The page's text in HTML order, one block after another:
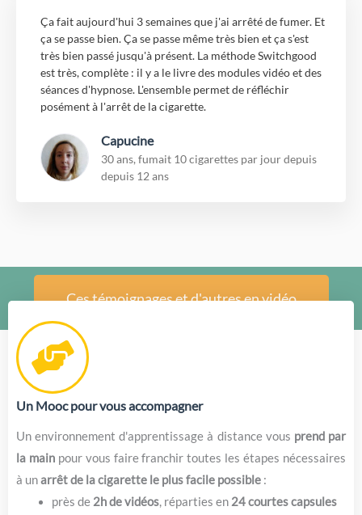
Ça fait aujourd'hui 3 semaines que j'ai arrêté de fumer. Et
ça se passe bien. Ça se passe même très bien et ça s'est
très bien passé jusqu'à présent. La méthode Switchgood
est très, complète : il y a le livre des modules vidéo et des
séances d'hypnose. L'ensemble permet de réfléchir
posément à l'arrêt de la cigarette.
Capucine
30 ans, fumait 10 cigarettes par jour depuis
depuis 12 ans
Ces témoignages et d'autres en vidéo
De quoi se compose la méthode en détail ?
Un Mooc pour vous accompagner
Un environnement d'apprentissage à distance vous prend par
la mainpour vous faire franchir toutes les étapes nécessaires
à unarrêt de la cigarette le plus facile possible :
près de 2h de vidéos, réparties en 24 courtes capsules